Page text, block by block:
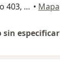
Carrera 51B #94 - 334 Consultorio 403, Barranquilla • Mapa
sin especificar